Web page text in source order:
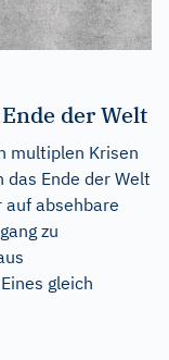
der Welt
multiplen Krisen
Ende der Welt
auf absehbare
zu
gleich